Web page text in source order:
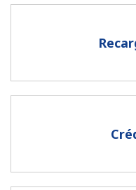
Un caracter especial